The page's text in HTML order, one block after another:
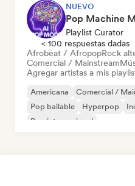
NUEVO
Playlist Curator
< 100 respuestas dadas
Afrobeat / AfropopRock
Comercial / Mainstream
Agregar artistas a mis
Americana Comercial /
Pop bailable
Hyperpop
Pop internacional